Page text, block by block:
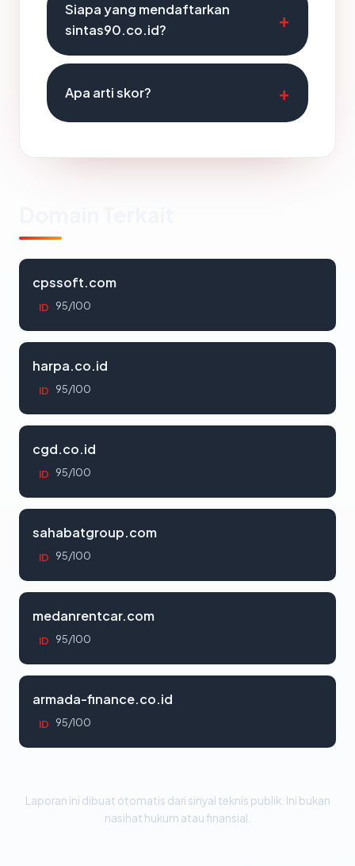
Siapa yang mendaftarkan
sintas90.co.id?
Apa arti skor?
cpssoft.com
ID 95/100
harpa.co.id
ID 95/100
cgd.co.id
ID 95/100
sahabatgroup.com
ID 95/100
medanrentcar.com
ID 95/100
armada-finance.co.id
ID 95/100
Laporan ini dibuat otomatis dari sinyal teknis publik. Ini bukan
nasihat hukum atau finansial.